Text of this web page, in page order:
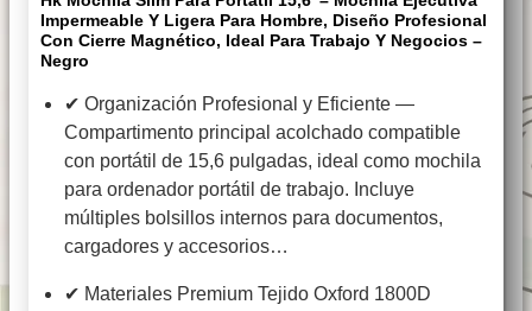
Impermeable Y Ligera Para Hombre, Diseño Profesional
Con Cierre Magnético, Ideal Para Trabajo Y Negocios –
Negro
✔ Organización Profesional y Eficiente —
Compartimento principal acolchado compatible
con portátil de 15,6 pulgadas, ideal como mochila
para ordenador portátil de trabajo. Incluye
múltiples bolsillos internos para documentos,
cargadores y accesorios…
✔ Materiales Premium Tejido Oxford 1800D